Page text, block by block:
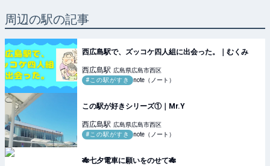
周辺の駅の記事
西広島駅で、ズッコケ四人組に出会った。｜むくみ
西広島駅 広島県広島市西区
#この駅がすき
note（ノート）
この駅が好きシリーズ①｜Mr.Y
西広島駅 広島県広島市西区
#この駅がすき
note（ノート）
🎋七夕電車に願いをのせて🎋